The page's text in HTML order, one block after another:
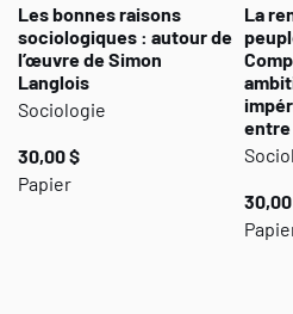
Les bonnes raisons
sociologiques : autour de
l’œuvre de Simon
Langlois
Sociologie
30,00 $
Papier
La
entre